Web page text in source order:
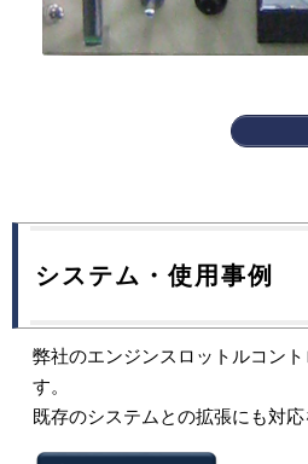
システム・使用事例
弊社のエンジンスロットルコン
す。
既存のシステムとの拡張にも対応